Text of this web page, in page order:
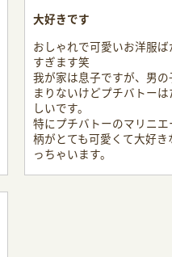
大好きです
おしゃれで可愛いお洋服
すぎます笑
我が家は息子ですが、男
まりないけどプチバトー
しいです。
特にプチバトーのマリニ
柄がとても可愛くて大好き
っちゃいます。